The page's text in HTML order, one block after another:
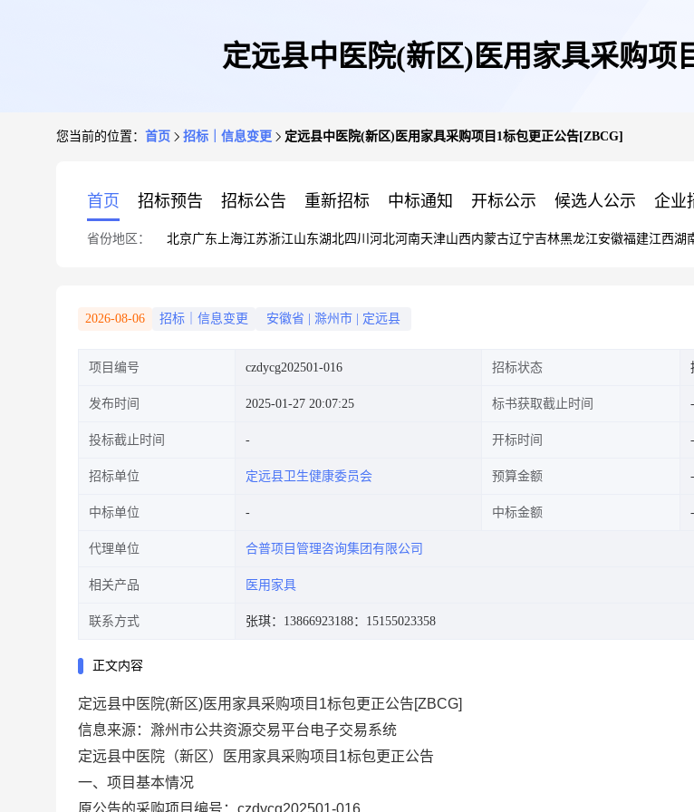
定远县中医院(新区)医用家具采购项
您当前的位置： 首页 招标｜信息变更 定远县中医院(新区)医用家具采购项目1标包更正公告[ZBCG]
首页 招标预告 招标公告 重新招标 中标通知 开标公示 候选人公示 企业
省份地区： 北京广东 上海江苏浙江山东湖北四川 河北河南天津山西内蒙古辽宁吉林黑龙江安徽福建江西湖
2026-08-06 招标｜信息变更 安徽省 滁州市 定远县
项目编号 czdycg202501-016 招标状态
发布时间 2025-01-27 20:07:25 标书获取截止时间
投标截止时间 开标时间
招标单位 定远县卫生健康委员会 预算金额
中标单位 中标金额
代理单位 合普项目管理咨询集团有限公司
相关产品 医用家具
联系方式 张琪：13866923188：15155023358
正文内容
定远县中医院(新区)医用家具采购项目1标包更正公告[ZBCG]
信息来源：滁州市公共资源交易平台电子交易系统
定远县中医院（新区）医用家具采购项目1标包更正公告
一、项目基本情况
原公告的采购项目编号：czdycg202501-016